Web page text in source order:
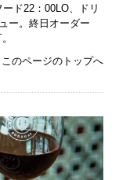
ド22：00LO、ドリ
ー。終日オーダー
このページのトップへ